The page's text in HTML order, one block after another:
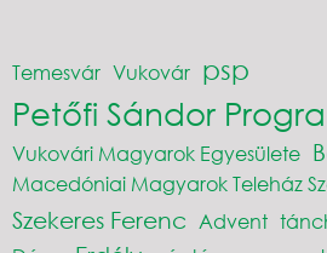
Temesvár Vukovár psp
Petőfi Sándor
Vukovári Magyarok Egyesülete
Macedóniai Magyarok Teleház
Szekeres Ferenc Advent